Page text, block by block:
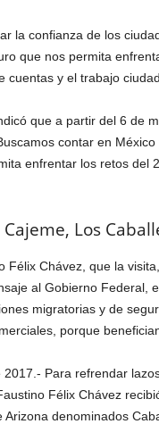
la confianza de los
que nos permita
y el trabajo
que a partir del 6 de
contar en
enfrentar los retos del
Los
Félix Chávez, que la
al Gobierno Federal,
migratorias y de
porque
Para refrendar
Félix Chávez
denominados